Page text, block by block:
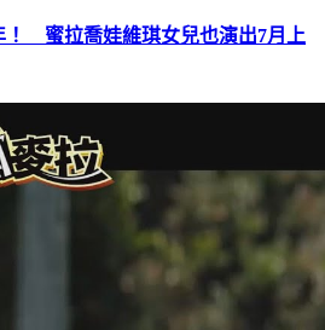
！ 蜜拉喬娃維琪女兒也演出7月上